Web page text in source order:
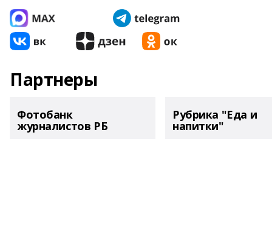
Партнеры
Фотобанк
журналистов РБ
Рубрика "Еда и
напитки"